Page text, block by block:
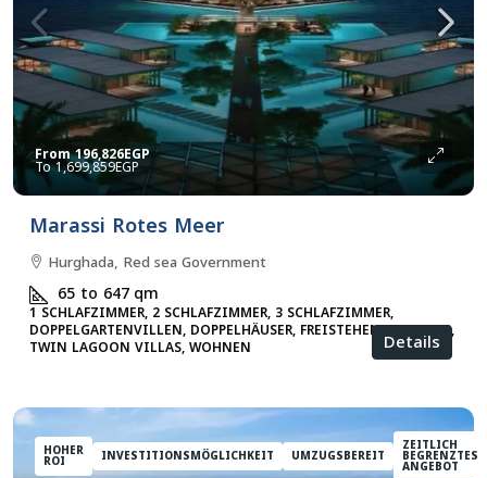
From196,826EGP
1,699,859EGP
Marassi Rotes Meer
Hurghada, Red sea Government
65 to 647qm
1 SCHLAFZIMMER, 2 SCHLAFZIMMER, 3 SCHLAFZIMMER,
DOPPELGARTENVILLEN, DOPPELHÄUSER, FREISTEHENDE VILLEN,
TWIN LAGOON VILLAS, WOHNEN Details
HOHER
ROI INVESTITIONSMÖGLICHKEIT UMZUGSBEREIT
ZEITLICH
BEGRENZTES
ANGEBOT